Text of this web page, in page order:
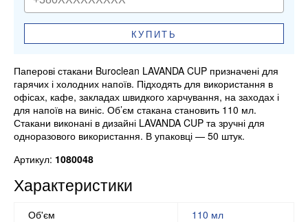
КУПИТЬ
Паперові стакани Buroclean LAVANDA CUP призначені для
гарячих і холодних напоїв. Підходять для використання в
офісах, кафе, закладах швидкого харчування, на заходах і
для напоїв на виніс. Об’єм стакана становить 110 мл.
Стакани виконані в дизайні LAVANDA CUP та зручні для
одноразового використання. В упаковці — 50 штук.
Артикул: 1080048
Характеристики
Об'єм
110 мл